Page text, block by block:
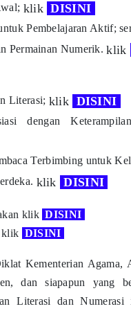
klik DISINI
Pembelajaran Aktif;
Permainan Numerik.klik
Literasi; klik DISINI
dengan
Terbimbing untuk
klik DISINI
klik DISINI
klik DISINI
Kementerian Agama,
dan siapapun yang
Literasi dan Numerasi